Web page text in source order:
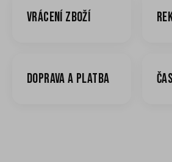
Vrácení zboží
Doprava a platba